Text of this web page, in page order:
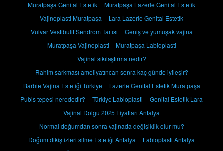
Muratpaşa Genital Estetik
Muratpaşa Lazerle Genital Estetik
Vajinoplasti Muratpaşa
Lara Lazerle Genital Estetik
Vulvar Vestibulit Sendrom Tanısı
Geniş ve yumuşak vajina
Muratpaşa Vajinoplasti
Muratpaşa Labioplasti
Vajinal sıkılaştırma nedir?
Rahim sarkması ameliyatından sonra kaç günde iyileşir?
Barbie Vajina Estetiği Türkiye
Lazerle Genital Estetik Muratpaşa
Pubis tepesi nerededir?
Türkiye Labioplasti
Genital Estetik Lara
Vajinal Dolgu 2025 Fiyatları Antalya
Normal doğumdan sonra vajinada değişiklik olur mu?
Doğum dikiş izleri silme Estetiği Antalya
Labioplasti Antalya